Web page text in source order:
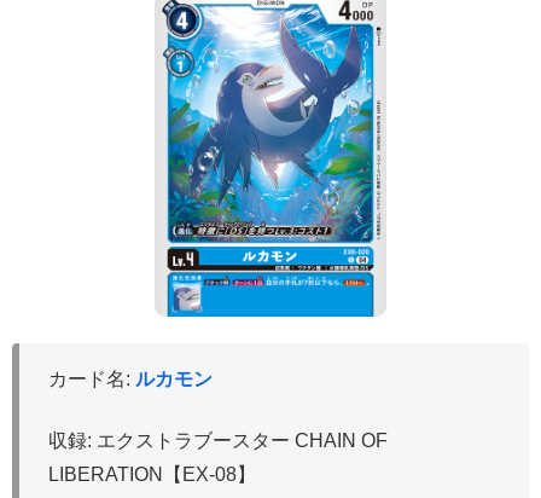
カード名: ルカモン
収録: エクストラブースター CHAIN OF
LIBERATION【EX-08】